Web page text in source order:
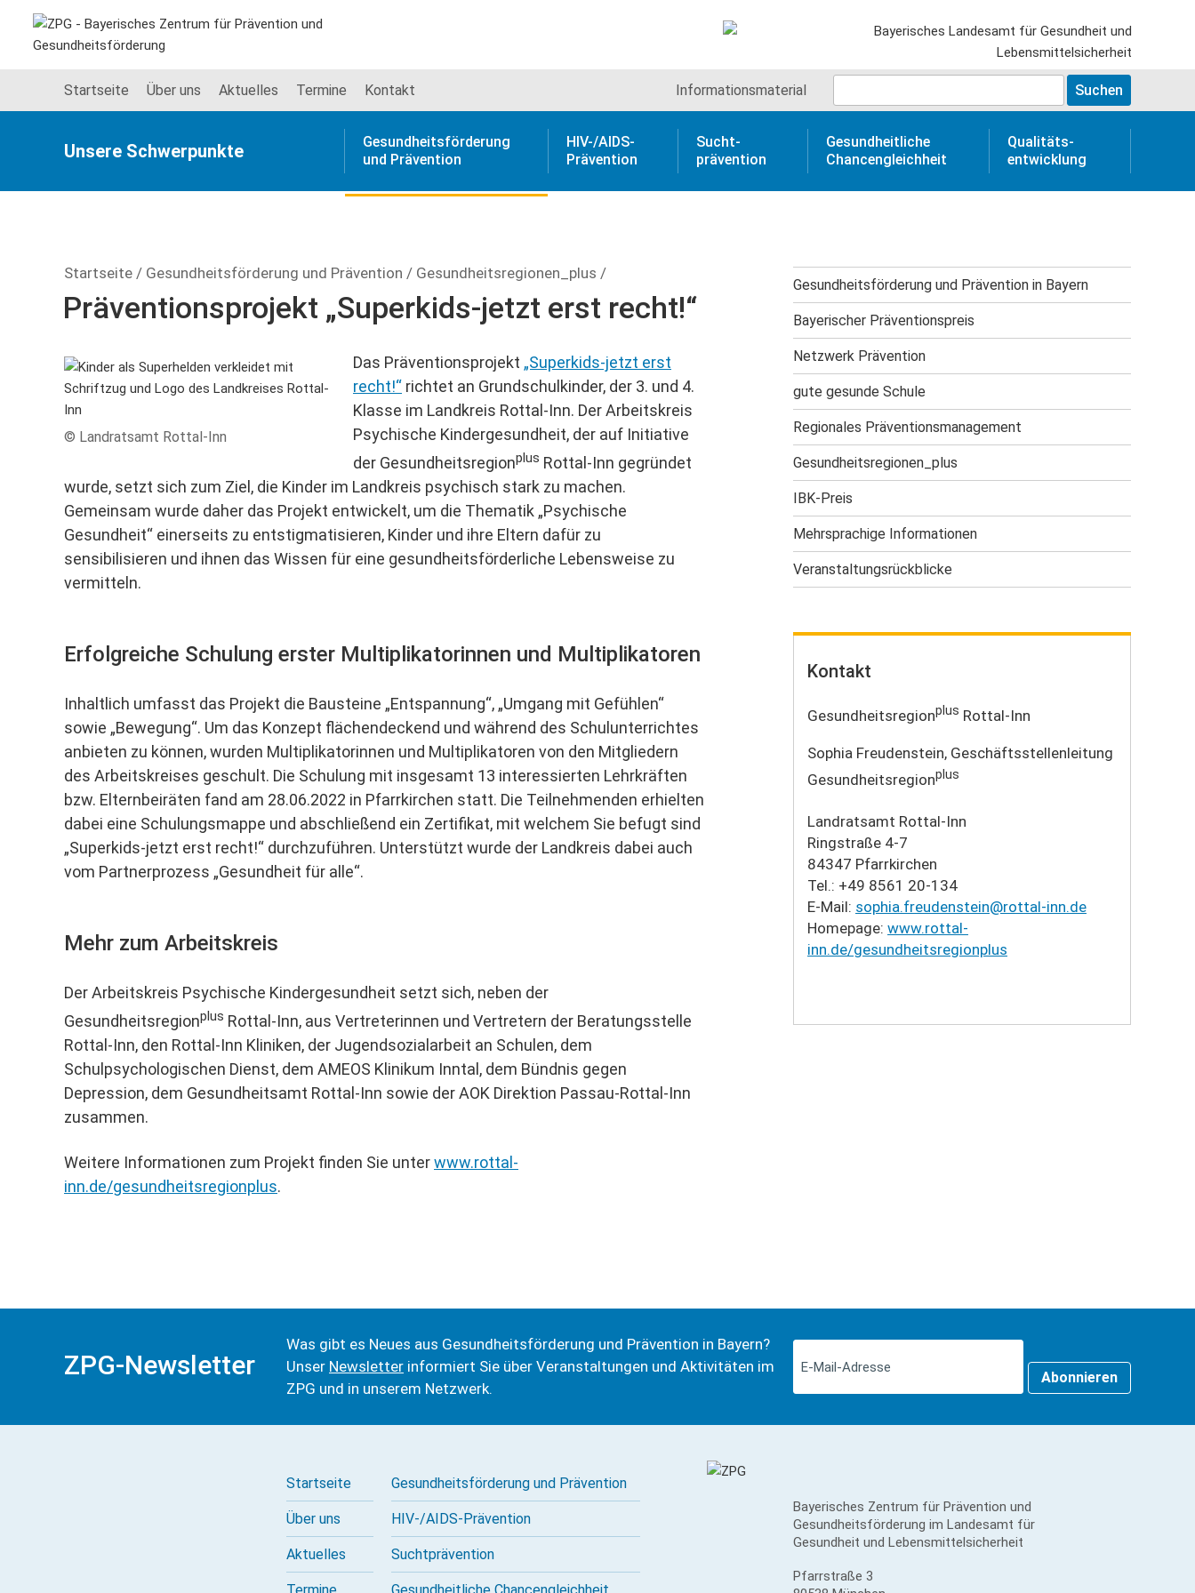
Startseite Über uns Aktuelles Termine Kontakt Informations­material
Unsere Schwer­punkte
Gesundheitsförderung
und Prävention
HIV-/AIDS-
Prävention
Sucht­
prävention
Gesundheitliche
Chancengleichheit
Qualitäts­
entwicklung
Startseite / Gesundheitsförderung und Prävention / Gesundheitsregionen_plus /
Präventionsprojekt „Superkids-jetzt erst recht!“
© Landratsamt Rottal-Inn
Das Präventionsprojekt „Superkids-jetzt erst
recht!“ richtet an Grundschulkinder, der 3. und 4.
Klasse im Landkreis Rottal-Inn. Der Arbeitskreis
Psychische Kindergesundheit, der auf Initiative
der Gesundheitsregionplus Rottal-Inn gegründet
wurde, setzt sich zum Ziel, die Kinder im Landkreis psychisch stark zu machen.
Gemeinsam wurde daher das Projekt entwickelt, um die Thematik „Psychische
Gesundheit“ einerseits zu entstigmatisieren, Kinder und ihre Eltern dafür zu
sensibilisieren und ihnen das Wissen für eine gesundheitsförderliche Lebensweise zu
vermitteln.
Erfolgreiche Schulung erster Multiplikatorinnen und Multiplikatoren
Inhaltlich umfasst das Projekt die Bausteine „Entspannung“, „Umgang mit Gefühlen“
sowie „Bewegung“. Um das Konzept flächendeckend und während des Schulunterrichtes
anbieten zu können, wurden Multiplikatorinnen und Multiplikatoren von den Mitgliedern
des Arbeitskreises geschult. Die Schulung mit insgesamt 13 interessierten Lehrkräften
bzw. Elternbeiräten fand am 28.06.2022 in Pfarrkirchen statt. Die Teilnehmenden erhielten
dabei eine Schulungsmappe und abschließend ein Zertifikat, mit welchem Sie befugt sind
„Superkids-jetzt erst recht!“ durchzuführen. Unterstützt wurde der Landkreis dabei auch
vom Partnerprozess „Gesundheit für alle“.
Mehr zum Arbeitskreis
Der Arbeitskreis Psychische Kindergesundheit setzt sich, neben der
Gesundheitsregionplus Rottal-Inn, aus Vertreterinnen und Vertretern der Beratungsstelle
Rottal-Inn, den Rottal-Inn Kliniken, der Jugendsozialarbeit an Schulen, dem
Schulpsychologischen Dienst, dem AMEOS Klinikum Inntal, dem Bündnis gegen
Depression, dem Gesundheitsamt Rottal-Inn sowie der AOK Direktion Passau-Rottal-Inn
zusammen.
Weitere Informationen zum Projekt finden Sie unterwww.rottal-
inn.de/gesundheitsregionplus.
Gesundheitsförderung und Prävention in Bayern
Bayerischer Präventionspreis
Netzwerk Prävention
gute gesunde Schule
Regionales Präventionsmanagement
Gesundheitsregionen_plus
IBK-Preis
Mehrsprachige Informationen
Veranstaltungs­rückblicke
Kontakt
Gesundheitsregionplus Rottal-Inn
Sophia Freudenstein, Geschäftsstellenleitung
Gesundheitsregionplus
Landratsamt Rottal-Inn
Ringstraße 4-7
84347 Pfarrkirchen
Tel.: +49 8561 20-134
E-Mail: sophia.freudenstein@rottal-inn.de
Homepage: www.rottal-
inn.de/gesundheitsregionplus
ZPG-Newsletter
Was gibt es Neues aus Gesundheits­förderung und Prävention in Bayern?
Unser Newsletter informiert Sie über Veranstaltungen und Aktivitäten im
ZPG und in unserem Netzwerk.
Abonnieren
Startseite
Über uns
Aktuelles
Gesundheitsförderung und Prävention
HIV-/AIDS-Prävention
Sucht­prävention
Bayerisches Zentrum für Prävention und
Gesundheitsförderung im Landesamt für
Gesundheit und Lebensmittelsicherheit
Pfarrstraße 3